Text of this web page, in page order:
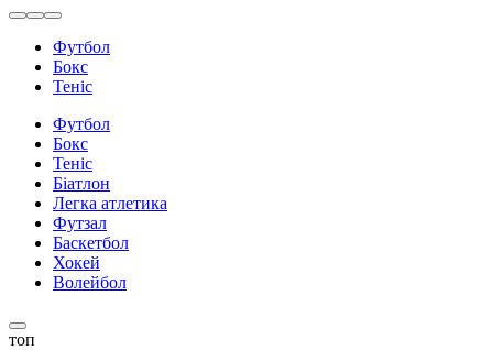
Футбол
Бокс
Теніс
Футбол
Бокс
Теніс
Біатлон
Легка атлетика
Футзал
Баскетбол
Хокей
Волейбол
топ